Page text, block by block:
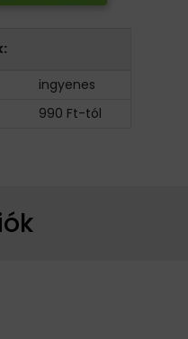
ingyenes
990 Ft-tól